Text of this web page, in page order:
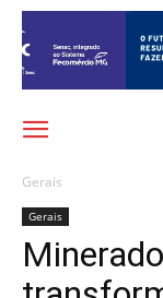
Gerais
Gerais